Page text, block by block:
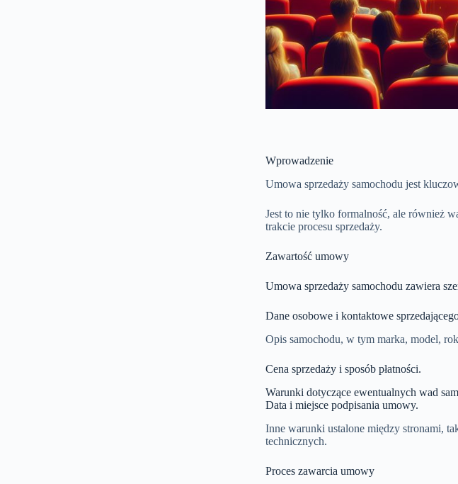
Wprowadzenie
Umowa sprzedaży samochodu jest
Jest to nie tylko formalność, ale również
trakcie procesu sprzedaży.
Zawartość umowy
Umowa sprzedaży samochodu zawiera
Dane osobowe i kontaktowe
Opis samochodu, w tym marka, model,
Cena sprzedaży i sposób płatności.
Warunki dotyczące ewentualnych wad
Data i miejsce podpisania umowy.
Inne warunki ustalone między stronami,
technicznych.
Proces zawarcia umowy